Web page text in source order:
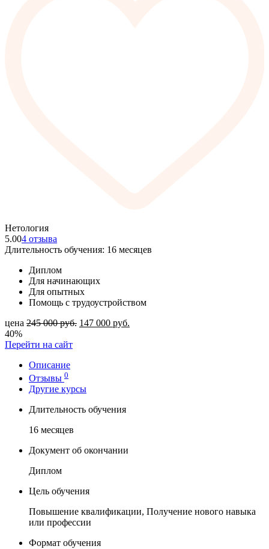
Нетология
5.004 отзыва
Длительность обучения: 16 месяцев
Диплом
Для начинающих
Для опытных
Помощь с трудоустройством
цена 245 000руб. 147 000 руб.
40%
Перейти на сайт
Описание
Отзывы 0
Другие курсы
Длительность обучения
16 месяцев
Документ об окончании
Диплом
Цель обучения
Повышение квалификации, Получение нового навыка
или профессии
Формат обучения